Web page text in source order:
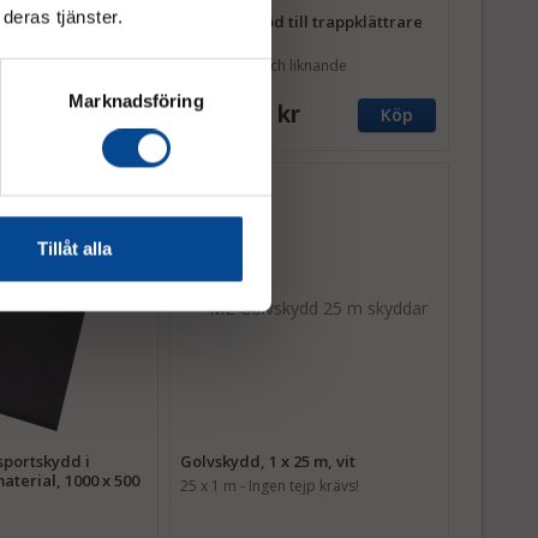
tjänster.
Marknadsföring
Tillåt alla
CC200V+200
Köp
Extra laststöd till trappklättrare
För kylskåp och liknande
3 343,75 kr Köp
i
1000 x 500
Golvskydd, 1 x 25 m, vit
25 x 1 m - Ingen tejp krävs!